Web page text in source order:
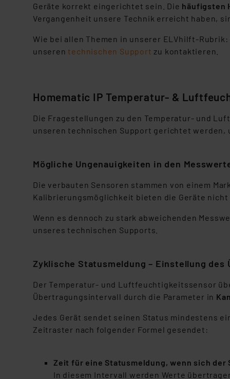
Geräte korrekt eingerichtet sein. Die häufigsten
Vergangenheit unsere Technik erreicht haben,
Wie bei allen Themen in unserer ELVhilft-
unserentechnischen Support zu kontaktieren.
Homematic IP Temperatur- &
Die Fragestellungen zu den Temperatur- und
unseren technischen Support gerichtet werden,
Mögliche Ungenauigkeiten in den
Die verbauten Sensoren stammen von einem
Kalibrierungsmöglichkeit bieten die Geräte nicht
Wenn es dennoch zu stark abweichenden
unseres technischen Supports.
Zyklische Statusmeldung – Einstellung
Der Temperatur- und Luftfeuchtigkeitssensor
Übertragungsintervall durch die Parameter in
Jedes Gerät sendet seinen Status mindestens
Zeitraster nach folgender Formel gesendet:
Zeit für eine Statusmeldung, wenn sich
In diesem Intervall werden Werte